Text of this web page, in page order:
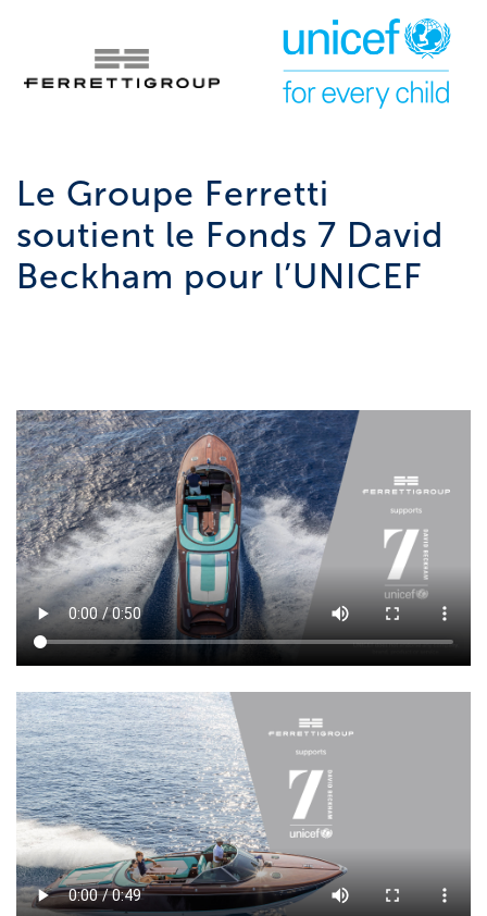
Le Groupe Ferretti
soutient le Fonds 7 David
Beckham pour l’UNICEF